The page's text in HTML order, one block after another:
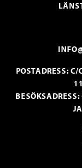
POSTADRESS: